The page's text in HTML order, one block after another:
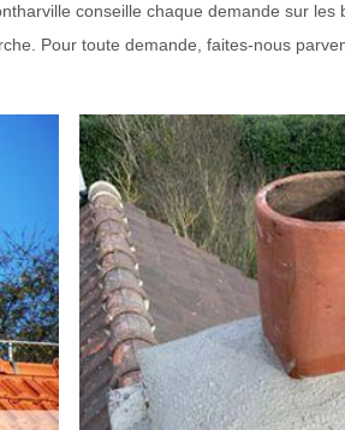
conseille chaque demande sur
Pour toute demande, faites-nous